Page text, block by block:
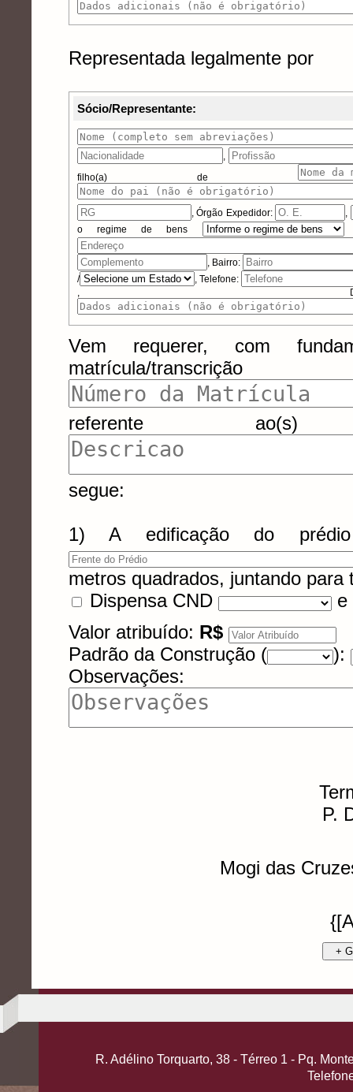
Representada legalmente por
Sócio/Representante:
,
filho(a) de
,Órgão Expedidor:
,
o regime de bens
, Bairro:
/
, Telefone:
, Dados
Vem requerer, com
matrícula/
referente ao(s)
segue:
1) A edificação do
metros quadrados, juntando
Dispensa CND
e
Valor atribuído: R$
Padrão da Construção (
):
Observações:
P.
Mogi das
+
R. Adélino Torquarto, 38 - Térreo 1 - Pq.